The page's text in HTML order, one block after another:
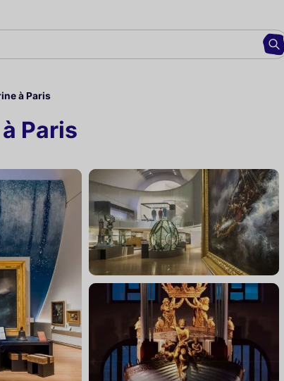
à Paris
Paris